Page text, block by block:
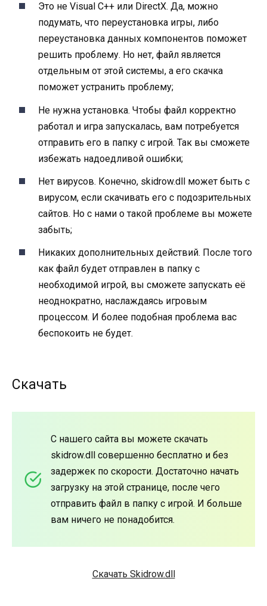
Это не Visual C++ или DirectX. Да, можно
подумать, что переустановка игры, либо
переустановка данных компонентов поможет
решить проблему. Но нет, файл является
отдельным от этой системы, а его скачка
поможет устранить проблему;
Не нужна установка. Чтобы файл корректно
работал и игра запускалась, вам потребуется
отправить его в папку с игрой. Так вы сможете
избежать надоедливой ошибки;
Нет вирусов. Конечно, skidrow.dll может быть с
вирусом, если скачивать его с подозрительных
сайтов. Но с нами о такой проблеме вы можете
забыть;
Никаких дополнительных действий. После того
как файл будет отправлен в папку с
необходимой игрой, вы сможете запускать её
неоднократно, наслаждаясь игровым
процессом. И более подобная проблема вас
беспокоить не будет.
Скачать
С нашего сайта вы можете скачать
skidrow.dll совершенно бесплатно и без
задержек по скорости. Достаточно начать
загрузку на этой странице, после чего
отправить файл в папку с игрой. И больше
вам ничего не понадобится.
Скачать Skidrow.dll